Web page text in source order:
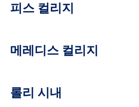
피스 컬리지
메레디스 컬리지
롤리 시내